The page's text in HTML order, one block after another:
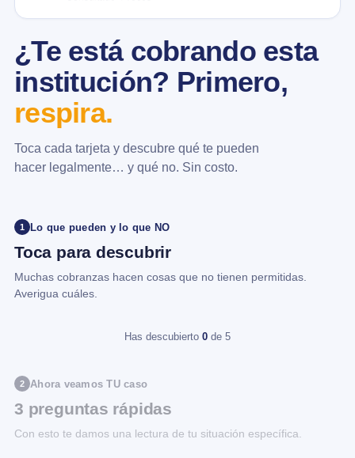
¿Te está cobrando esta
institución? Primero,
respira.
Toca cada tarjeta y descubre qué te pueden
hacer legalmente… y qué no. Sin costo.
1 Lo que pueden y lo que NO
Toca para descubrir
Muchas cobranzas hacen cosas que no tienen permitidas.
Averigua cuáles.
Has descubierto 0 de 5
2 Ahora veamos TU caso
3 preguntas rápidas
Con esto te damos una lectura de tu situación específica.